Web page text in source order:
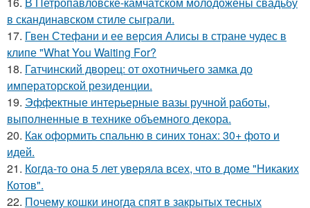
в скандинавском стиле сыграли.
17. Гвен Стефани и ее версия Алисы в стране чудес в
клипе "What You Waiting For?
18. Гатчинский дворец: от охотничьего замка до
императорской резиденции.
19. Эффектные интерьерные вазы ручной работы,
выполненные в технике объемного декора.
20. Как оформить спальню в синих тонах: 30+ фото и
идей.
21. Когда-то она 5 лет уверяла всех, что в доме "Никаких
Котов".
22. Почему кошки иногда спят в закрытых тесных